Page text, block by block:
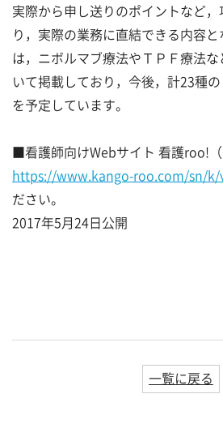
実際から申し送りのポイントなど
り，実際の業務に直結できる内容
は，ニボルマブ療法やＴＰＦ療法
いて掲載しており，今後，計23種
を予定しています。
■看護師向けWebサイト 看護roo!（
https://www.kango-roo.com/sn/k/
ださい。
2017年5月24日公開
一覧に戻る